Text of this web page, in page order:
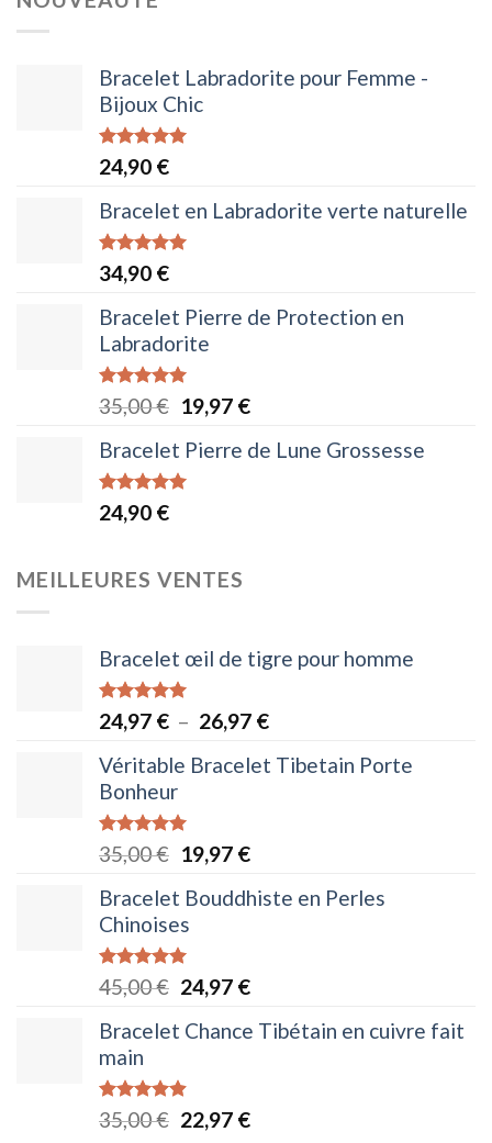
Bracelet Labradorite pour Femme -
Bijoux Chic
Note5.00
sur 5
24,90 €
Bracelet en Labradorite verte naturelle
Note5.00
sur 5
34,90 €
Bracelet Pierre de Protection en
Labradorite
Note5.00
sur 5
35,00€ Le
initial
était :
19,97 €Le
actuel
Bracelet Pierre de Lune Grossesse
Note4.95
sur 5
24,90 €
MEILLEURES VENTES
Bracelet œil de tigre pour homme
Note5.00
sur 5
24,97 € – 26,97 €Plage
prix :
Véritable Bracelet Tibetain Porte
Bonheur
Note5.00
sur 5
35,00€ Le
initial
était :
35,00 €.
19,97 €Le
actuel
Bracelet Bouddhiste en Perles
Chinoises
Note5.00
sur 5
45,00€ Le
initial
45,00 €.
24,97 €Le
actuel
Bracelet Chance Tibétain en cuivre fait
main
Note4.88
sur 5
35,00€ Le
22,97 €Le